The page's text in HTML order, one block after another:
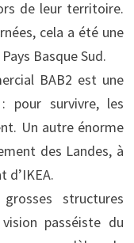
de leur territoire.
cela a été une
Basque Sud.
BAB2 est une
: pour survivre, les
Un autre énorme
des Landes, à
d’IKEA.
structures
passéiste du